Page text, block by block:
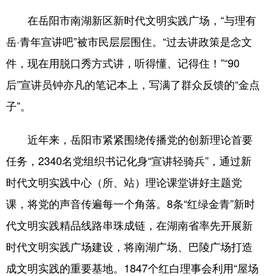
在岳阳市南湖新区新时代文明实践广场，“与理有
岳·青年宣讲吧”被市民层层围住。“过去讲政策是念文
件，现在用脱口秀方式讲，听得懂、记得住！”“90
后”宣讲员钟亦凡的笔记本上，写满了群众反馈的“金点
子”。
近年来，岳阳市紧紧围绕传播党的创新理论首要
任务，2340名党组织书记化身“宣讲轻骑兵”，通过新
时代文明实践中心（所、站）理论课堂讲好主题党
课，将党的声音传遍每一个角落。8条“红绿金青”新时
代文明实践精品线路串珠成链，在湖南省率先开展新
时代文明实践广场建设，将南湖广场、巴陵广场打造
成文明实践的重要基地。1847个红白理事会利用“屋场